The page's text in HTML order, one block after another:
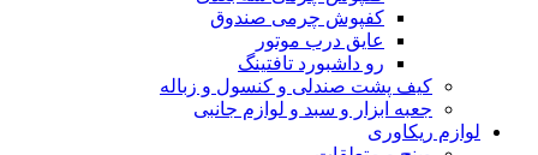
کفپوش چرمی صندوق
عایق درب موتور
رو داشبورد تافتینگ
کیف پشت صندلی و کنسول و زباله
جعبه ابزار و سبد و لوازم جانبی
لوازم ریکاوری